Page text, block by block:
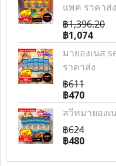
แพค ราคาส่
฿1,396.20
฿1,074
มายองเนส
ราคาส่ง
฿611
฿470
สวีทมายองเ
฿624
฿480